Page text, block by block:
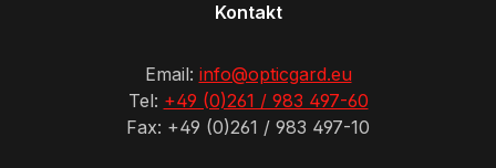
Kontakt
Email: info@opticgard.eu
Tel: +49 (0)261 / 983 497-60
Fax: +49 (0)261 / 983 497-10